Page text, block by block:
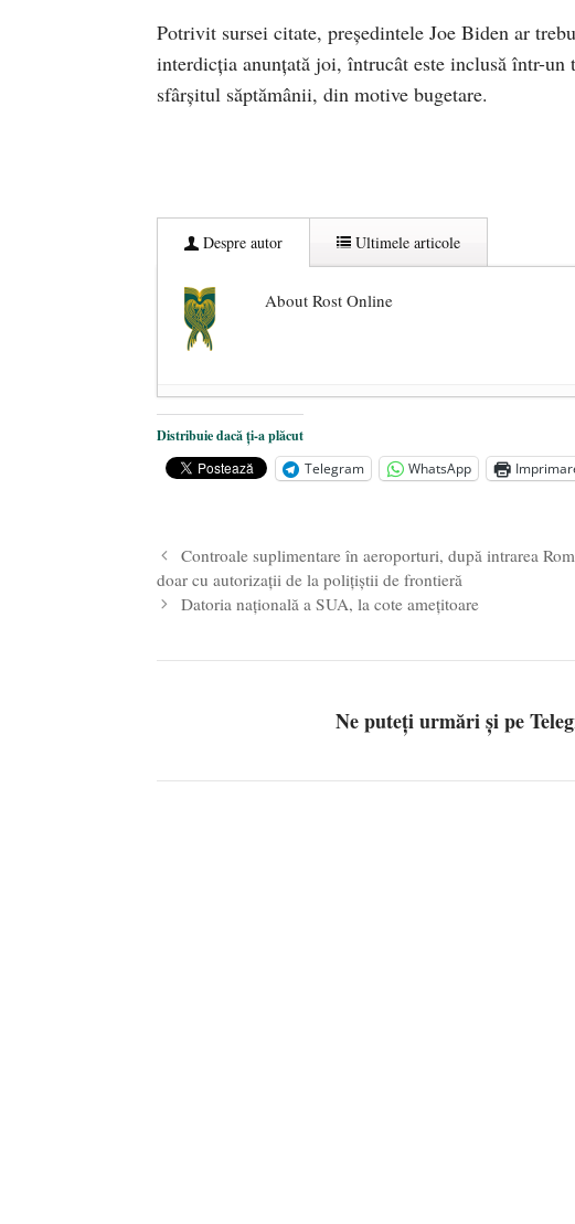
Potrivit sursei citate, președintele Joe Biden ar
interdicția anunțată joi, întrucât este inclusă într-un
sfârșitul săptămânii, din motive bugetare.
Despre autor Ultimele articole
About Rost Online
Dezvăluiri cutremurătoare despre
Statul care servește Națiunea - 21 aprilie
Legea Vexler produce efecte. Bustul
Distribuie dacă ți-a plăcut
Telegram
WhatsApp
Controale suplimentare în aeroporturi, după intrarea
doar cu autorizații de la polițiștii de frontieră
Datoria națională a SUA, la cote amețitoare
Ne puteți urmări și pe